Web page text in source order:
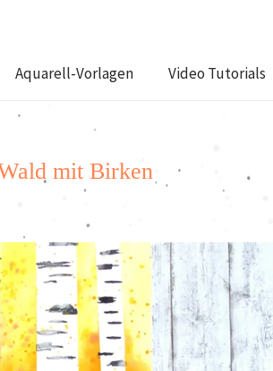
Aquarell-Vorlagen Video Tutorials
mit Birken